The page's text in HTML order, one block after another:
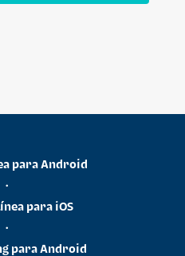
para Android
•
para iOS
•
para Android